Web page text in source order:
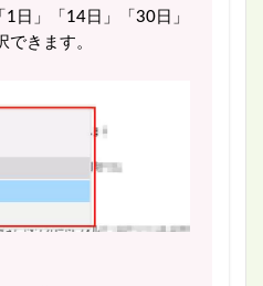
1日」「14日」「30日」
できます。